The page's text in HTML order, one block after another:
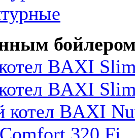
BAXI
BAXI
котел BAXI